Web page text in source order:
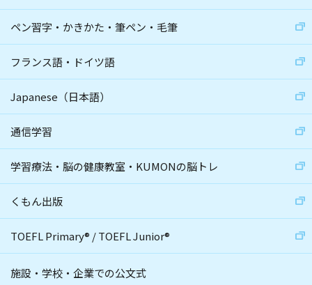
ペン習字・かきかた・筆ペン・毛筆
フランス語・ドイツ語
Japanese（日本語）
通信学習
学習療法・脳の健康教室・KUMONの脳トレ
くもん出版
TOEFL Primary® /TOEFL Junior®
施設・学校・企業での公文式